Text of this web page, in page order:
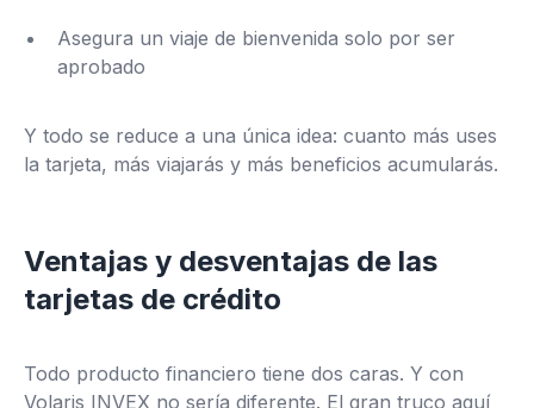
Asegura un viaje de bienvenida solo por ser
aprobado
Y todo se reduce a una única idea: cuanto más uses
la tarjeta, más viajarás y más beneficios acumularás.
Ventajas y desventajas de las
tarjetas de crédito
Todo producto financiero tiene dos caras. Y con
Volaris INVEX no sería diferente. El gran truco aquí